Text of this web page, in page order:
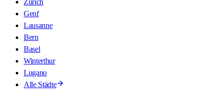
Genf
Lausanne
Bern
Basel
Winterthur
Lugano
Alle Städte